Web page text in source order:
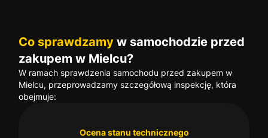
Co sprawdzamy w samochodzie przed
zakupem w Mielcu?
W ramach sprawdzenia samochodu przed zakupem w
Mielcu, przeprowadzamy szczegółową inspekcję, która
obejmuje:
Ocena stanu technicznego